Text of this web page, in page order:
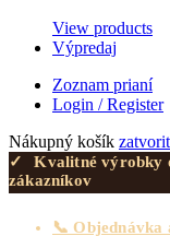
View products
Výpredaj
Zoznam prianí
Login / Register
Nákupný košík
✓ Kvalitné výrobky
zákazníkov
📞 Objednávka